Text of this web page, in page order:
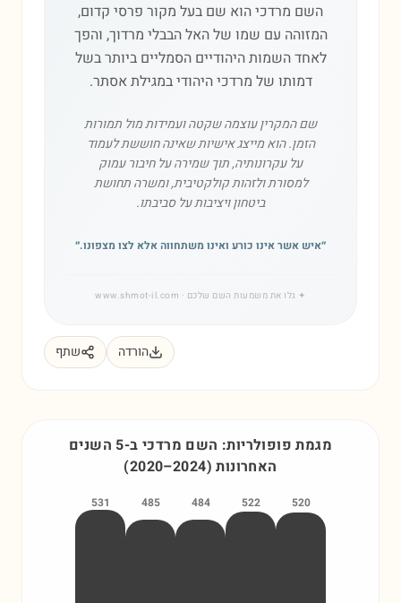
השם מרדכי הוא שם בעל מקור פרסי קדום,
המזוהה עם שמו של האל הבבלי מרדוך, והפך
לאחד השמות היהודיים הסמליים ביותר בשל
דמותו של מרדכי היהודי במגילת אסתר.
שם המקרין עוצמה שקטה ועמידות מול תמורות
הזמן. הוא מייצג אישיות שאינה חוששת לעמוד
על עקרונותיה, תוך שמירה על חיבור עמוק
למסורת ולזהות קולקטיבית, ומשרה תחושת
ביטחון ויציבות על סביבתו.
״איש אשר אינו כורע ואינו משתחווה אלא לצו מצפונו.״
✦ גלו את משמעות השם שלכם · www.shmot-il.com
הורדה שתף
מגמת פופולריות: השם מרדכי
ב-5 השנים
האחרונות
(2020–2024)
520
522
484
485
531